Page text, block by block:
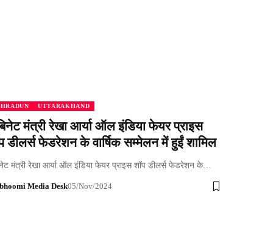
UTTARAKHAND
मंत्री रेखा आर्या ऑल इंडिया फेयर प्राइस
डीलर्स फेडरेशन के वार्षिक सम्मेलन में हुईं शामिल
मंत्री रेखा आर्या ऑल इंडिया फेयर प्राइस शॉप डीलर्स फेडरेशन के…
Media Desk05/Nov/2024